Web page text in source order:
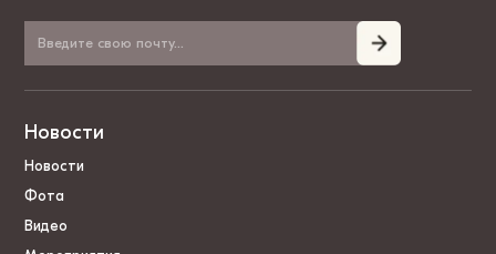
Новости
Новости
Фота
Видео